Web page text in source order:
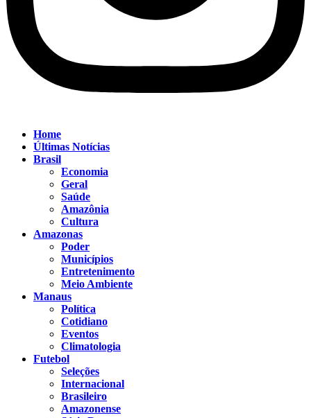
Home
Últimas Notícias
Brasil
Economia
Geral
Saúde
Amazônia
Cultura
Amazonas
Poder
Municípios
Entretenimento
Meio Ambiente
Manaus
Política
Cotidiano
Eventos
Climatologia
Futebol
Seleções
Internacional
Brasileiro
Amazonense